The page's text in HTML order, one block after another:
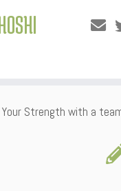
Strength with a